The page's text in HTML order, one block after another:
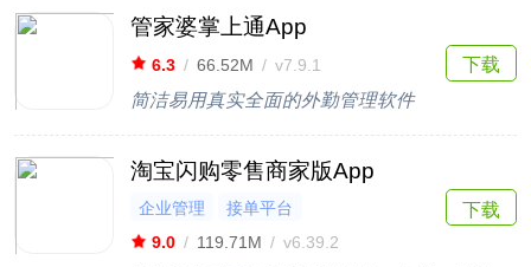
管家婆掌上通App
6.3 / 66.52M / v7.9.1
简洁易用真实全面的外勤管理软件
下载
淘宝闪购零售商家版App
企业管理
接单平台
9.0 / 119.71M / v6.39.2
下载